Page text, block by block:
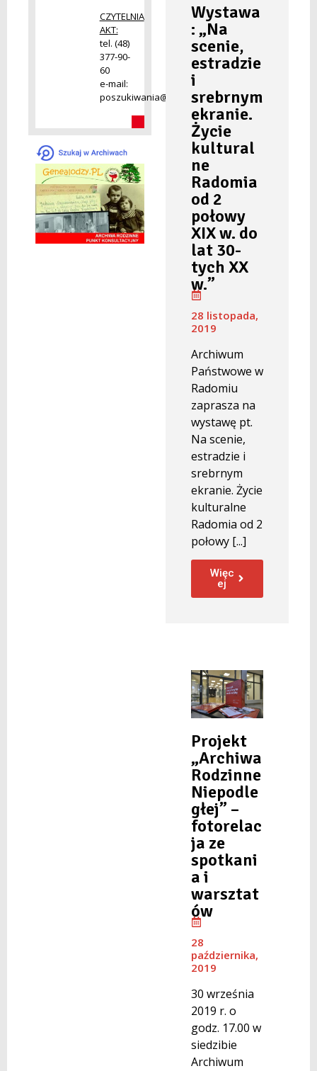
CZYTELNIA
AKT:
tel. (48)
377-90-
60
e-mail:
poszukiwania@radom.archiwa.gov.pl
Wystawa
: „Na
scenie,
estradzie
i
srebrnym
ekranie.
Życie
kultural
ne
Radomia
od 2
połowy
XIX w. do
lat 30-
tych XX
w.”
28 listopada,
2019
Archiwum
Państwowe w
Radomiu
zaprasza na
wystawę pt.
Na scenie,
estradzie i
srebrnym
ekranie. Życie
kulturalne
Radomia od 2
połowy [...]
Więc
ej
Projekt
„Archiwa
Rodzinne
Niepodle
głej” –
fotorelac
ja ze
spotkani
a i
warsztat
ów
28
października,
2019
30 września
2019 r. o
godz. 17.00 w
siedzibie
Archiwum